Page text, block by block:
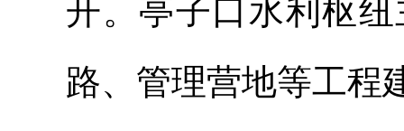
开。亭子口水利枢
路、管理营地等工程